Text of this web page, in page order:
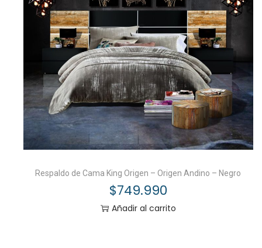
Respaldo de Cama King Origen – Origen Andino – Negro
$749.990
Añadir al carrito